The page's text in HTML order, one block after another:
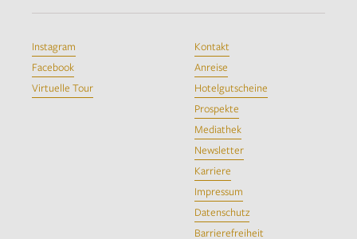
Instagram
Facebook
Virtuelle Tour
Kontakt
Anreise
Hotelgutscheine
Prospekte
Mediathek
Newsletter
Karriere
Impressum
Datenschutz
Barrierefreiheit